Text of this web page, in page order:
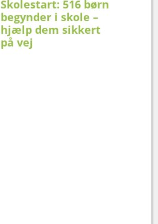
Skolestart: 516 børn
begynder i skole –
hjælp dem sikkert
på vej